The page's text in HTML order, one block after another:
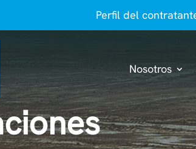
Perfil del
Nosotros